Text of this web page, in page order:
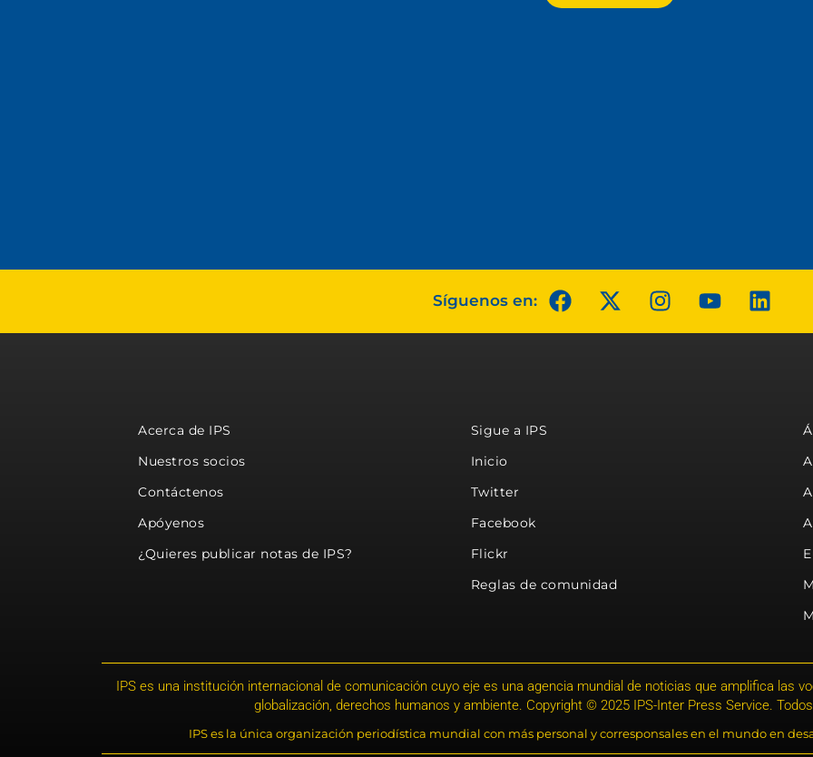
Síguenos en:
Acerca de IPS
Nuestros socios
Contáctenos
Apóyenos
¿Quieres publicar notas de IPS?
Sigue a IPS
Inicio
Twitter
Facebook
Flickr
Reglas de comunidad
IPS es una institución internacional de comunicación cuyo eje es una agencia mundial de noticias que amplifica las
globalización, derechos humanos y ambiente. Copyright © 2025 IPS-Inter Press Service.
IPS es la única organización periodística mundial con más personal y corresponsales en el mundo en